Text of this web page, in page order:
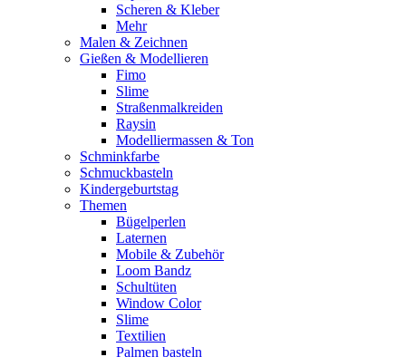
Scheren & Kleber
Mehr
Malen & Zeichnen
Gießen & Modellieren
Fimo
Slime
Straßenmalkreiden
Raysin
Modelliermassen & Ton
Schminkfarbe
Schmuckbasteln
Kindergeburtstag
Themen
Bügelperlen
Laternen
Mobile & Zubehör
Loom Bandz
Schultüten
Window Color
Slime
Textilien
Palmen basteln